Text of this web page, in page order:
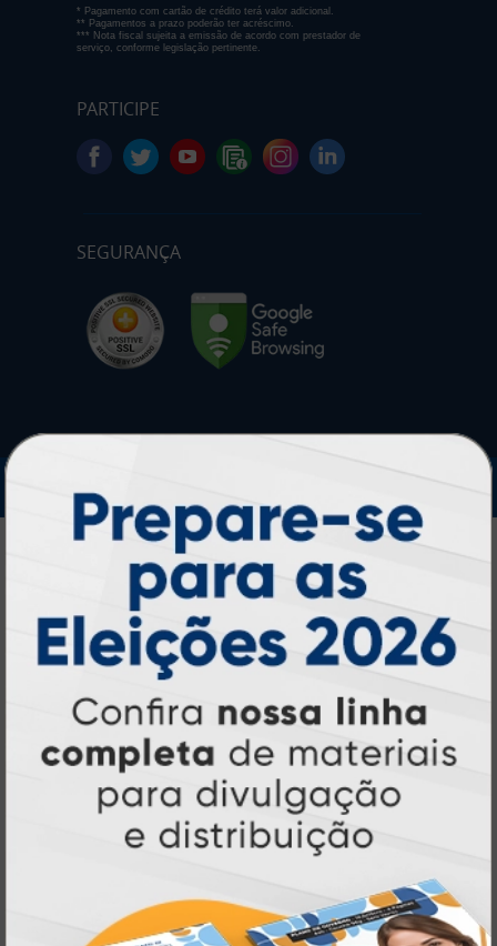
* Pagamento com cartão de crédito terá valor adicional.
** Pagamentos a prazo poderão ter acréscimo.
*** Nota fiscal sujeita a emissão de acordo com prestador de
serviço, conforme legislação pertinente.
PARTICIPE
SEGURANÇA
IMPRA INDUSTRIA GRAFICA LTDA | CNPJ: 28.045.354/0002-52
Atual Card © 2026. Todos os direitos reservados.
Atual Card: A Gráfica Pioneira em
Personalização Online
Atual Card é referência em impressão
gráfica online no Brasil, oferecendo uma
atender profissionais autônomos, empresas e
revendedores gráficos
quase três
décadas de experiência, somos pioneiros no
segmento de
impressão sob demanda
investindo continuamente emtecnologia,
inovação e personalizaçãopara entregar
qualidade, agilidade e a melhor
aos nossos clientes.
Pioneirismo e Inovação em
Impressão personalizada